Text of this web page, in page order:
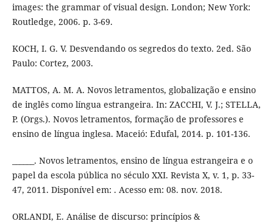
images: the grammar of visual design. London; New York:
Routledge, 2006. p. 3-69.
KOCH, I. G. V. Desvendando os segredos do texto. 2ed. São
Paulo: Cortez, 2003.
MATTOS, A. M. A. Novos letramentos, globalização e ensino
de inglês como língua estrangeira. In: ZACCHI, V. J.; STELLA,
P. (Orgs.). Novos letramentos, formação de professores e
ensino de língua inglesa. Maceió: Edufal, 2014. p. 101-136.
______. Novos letramentos, ensino de língua estrangeira e o
papel da escola pública no século XXI. Revista X, v. 1, p. 33-
47, 2011. Disponível em: . Acesso em: 08. nov. 2018.
ORLANDI, E. Análise de discurso: princípios &